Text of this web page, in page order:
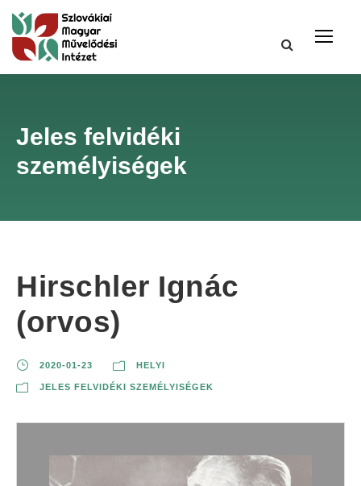
Jeles felvidéki
személyiségek
Hirschler Ignác
(orvos)
2020-01-23 HELYI
JELES FELVIDÉKI SZEMÉLYISÉGEK